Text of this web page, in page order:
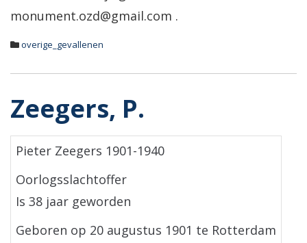
monument.ozd@gmail.com .
overige_gevallenen
Zeegers, P.
Pieter Zeegers 1901-1940
Oorlogsslachtoffer
Is 38 jaar geworden
Geboren op 20 augustus 1901 te Rotterdam